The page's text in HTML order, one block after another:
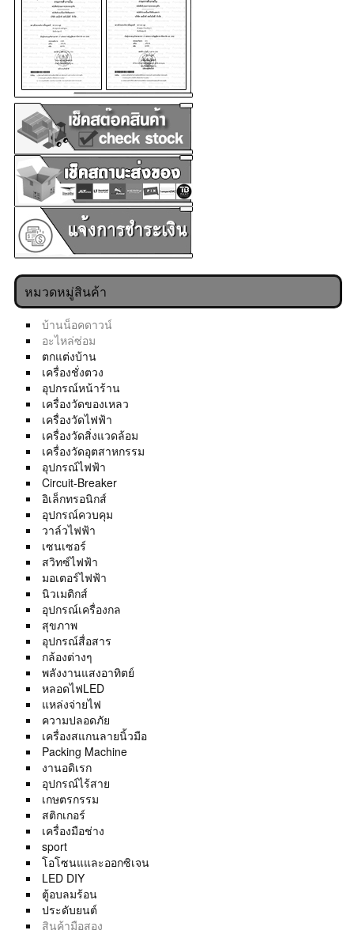
หมวดหมู่สินค้า
บ้านน็อคดาวน์
อะไหล่ซ่อม
ตกแต่งบ้าน
เครื่องชั่งตวง
อุปกรณ์หน้าร้าน
เครื่องวัดของเหลว
เครื่องวัดไฟฟ้า
เครื่องวัดสิ่งแวดล้อม
เครื่องวัดอุตสาหกรรม
อุปกรณ์ไฟฟ้า
Circuit-Breaker
อิเล็กทรอนิกส์
อุปกรณ์ควบคุม
วาล์วไฟฟ้า
เซนเซอร์
สวิทซ์ไฟฟ้า
มอเตอร์ไฟฟ้า
นิวเมติกส์
อุปกรณ์เครื่องกล
สุขภาพ
อุปกรณ์สื่อสาร
กล้องต่างๆ
พลังงานแสงอาทิตย์
หลอดไฟLED
แหล่งจ่ายไฟ
ความปลอดภัย
เครื่องสแกนลายนิ้วมือ
Packing Machine
งานอดิเรก
อุปกรณ์ไร้สาย
เกษตรกรรม
สติกเกอร์
เครื่องมือช่าง
sport
โอโซนแและออกซิเจน
LED DIY
ตู้อบลมร้อน
ประดับยนต์
สินค้ามือสอง